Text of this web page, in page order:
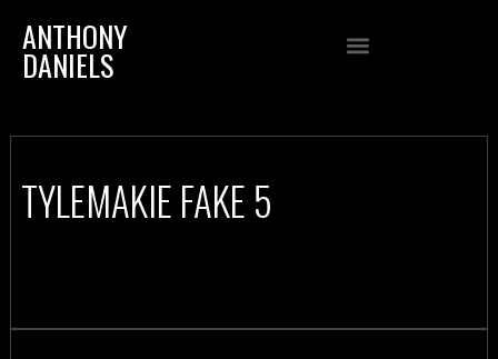
ANTHONY
DANIELS
TYLEMAKIE FAKE 5